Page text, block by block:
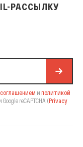
РАССЫЛКУ
и политикой
reCAPTCHA (Privacy